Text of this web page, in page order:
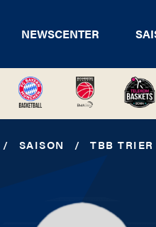
NEWSCENTER
/ SAISON / TBB TRIER